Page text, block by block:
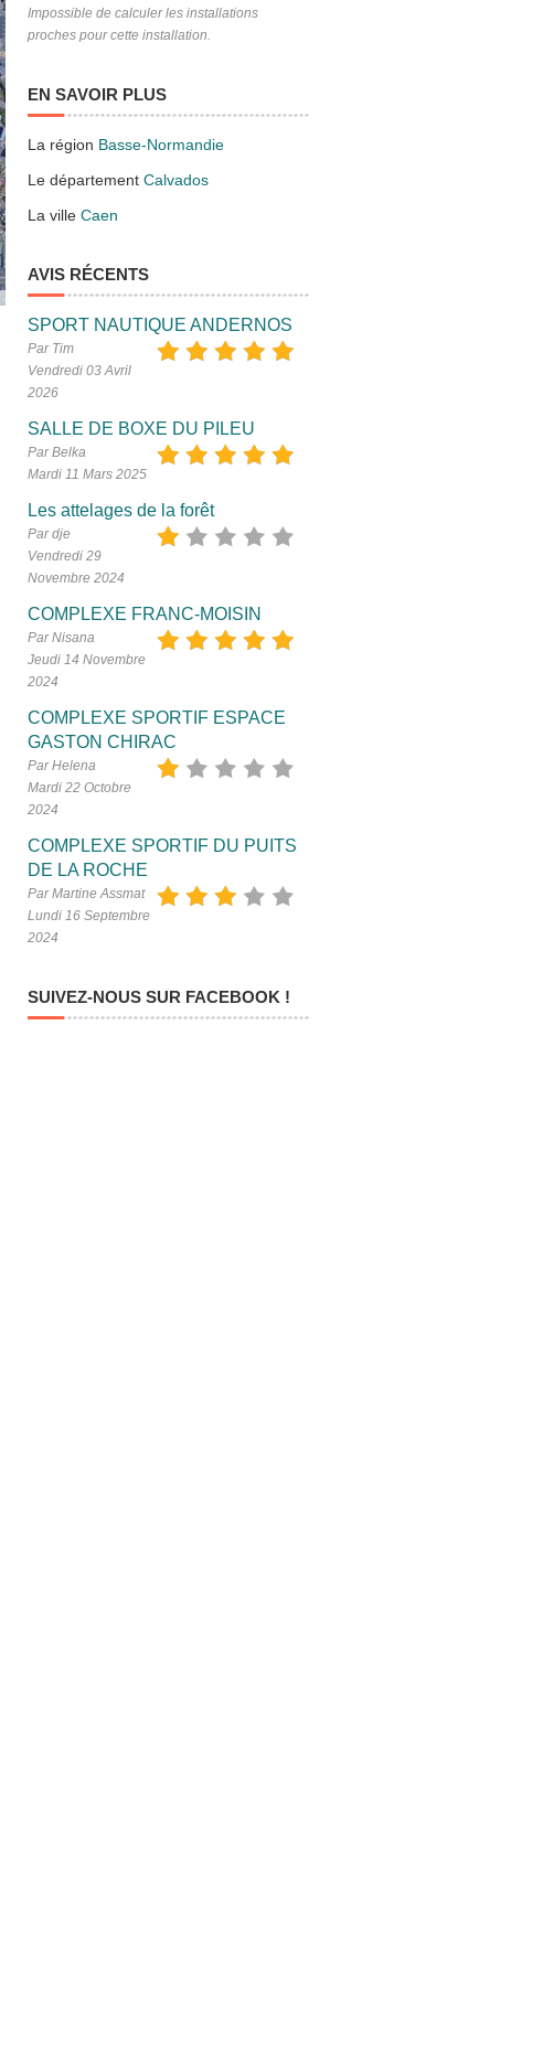
Impossible de calculer les installations
proches pour cette installation.
EN SAVOIR PLUS
La région Basse-Normandie
Le département Calvados
La ville Caen
AVIS RÉCENTS
SPORT NAUTIQUE ANDERNOS
Par Tim
Vendredi 03 Avril
2026
SALLE DE BOXE DU PILEU
Par Belka
Mardi 11 Mars 2025
Les attelages de la forêt
Par dje
Vendredi 29
Novembre 2024
COMPLEXE FRANC-MOISIN
Par Nisana
Jeudi 14 Novembre
2024
COMPLEXE SPORTIF ESPACE
GASTON CHIRAC
Par Helena
Mardi 22 Octobre
2024
COMPLEXE SPORTIF DU PUITS
DE LA ROCHE
Par Martine Assmat
Lundi 16 Septembre
2024
SUIVEZ-NOUS SUR FACEBOOK !